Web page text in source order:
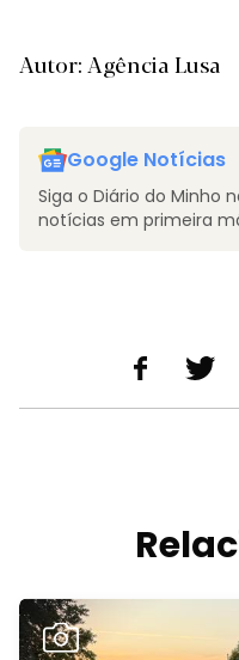
Autor: Agência Lusa
Google Notícias
Siga o Diário do Minho
notícias em primeira